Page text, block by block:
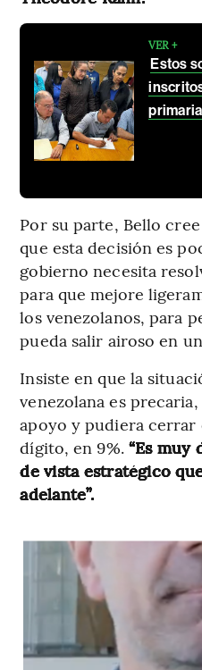
VER +
Estos
Por su parte, Bello
que esta decisión es
gobierno necesita
para que mejore
los venezolanos, para
pueda salir airoso en
Insiste en que la
venezolana es
apoyo y pudiera cerrar
dígito, en 9%. “Es
de vista estratégico
adelante”.